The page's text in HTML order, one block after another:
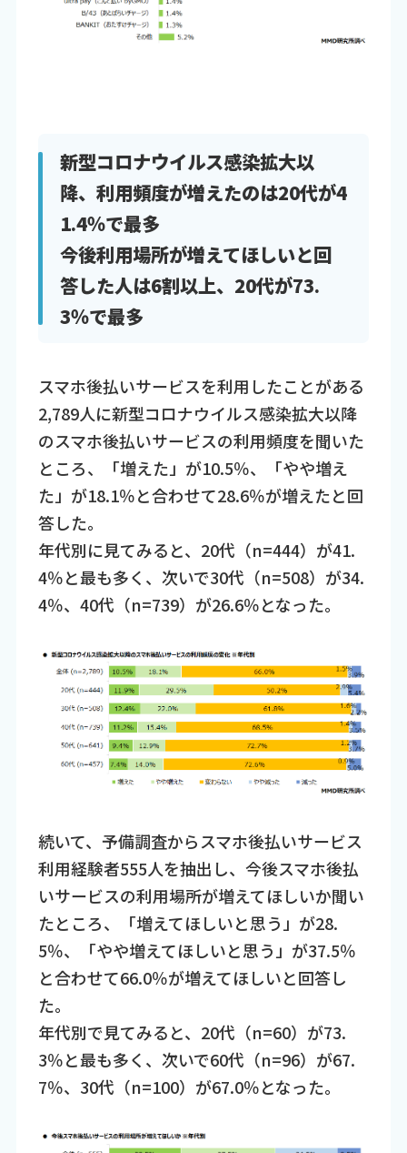
新型コロナウイルス感染拡大以
降、利用頻度が増えたのは20代が4
1.4％で最多
今後利用場所が増えてほしいと回
答した人は6割以上、20代が73.
3％で最多
スマホ後払いサービスを利用したことがある
2,789人に新型コロナウイルス感染拡大以降
のスマホ後払いサービスの利用頻度を聞いた
ところ、「増えた」が10.5％、「やや増え
た」が18.1％と合わせて28.6％が増えたと回
答した。
年代別に見てみると、20代（n=444）が41.
4％と最も多く、次いで30代（n=508）が34.
4％、40代（n=739）が26.6％となった。
続いて、予備調査からスマホ後払いサービス
利用経験者555人を抽出し、今後スマホ後払
いサービスの利用場所が増えてほしいか聞い
たところ、「増えてほしいと思う」が28.
5％、「やや増えてほしいと思う」が37.5％
と合わせて66.0％が増えてほしいと回答し
た。
年代別で見てみると、20代（n=60）が73.
3％と最も多く、次いで60代（n=96）が67.
7％、30代（n=100）が67.0％となった。